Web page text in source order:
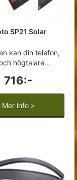
SP21 Solar
kan din telefon,
högtalare...
716:-
Mer info »